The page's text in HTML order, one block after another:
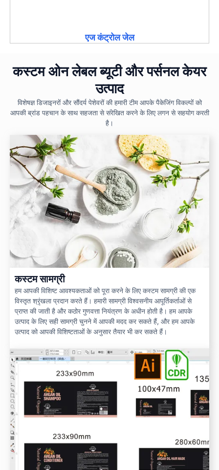
एज कंट्रोल जेल
कस्टम ओन लेबल ब्यूटी और पर्सनल केयर
उत्पाद
विशेषज्ञ डिजाइनरों और सौंदर्य पेशेवरों की हमारी टीम आपके पैकेजिंग विकल्पों को
आपकी ब्रांड पहचान के साथ सहजता से संरेखित करने के लिए लगन से सहयोग करती
है।
कस्टम सामग्री
हम आपकी विशिष्ट आवश्यकताओं को पूरा करने के लिए कस्टम सामग्री की एक
विस्तृत श्रृंखला प्रदान करते हैं। हमारी सामग्री विश्वसनीय आपूर्तिकर्ताओं से
प्राप्त की जाती है और कठोर गुणवत्ता नियंत्रण के अधीन होती है। हम आपके
उत्पाद के लिए सही सामग्री चुनने में आपकी मदद कर सकते हैं, और हम आपके
उत्पाद को आपकी विशिष्टताओं के अनुसार तैयार भी कर सकते हैं।